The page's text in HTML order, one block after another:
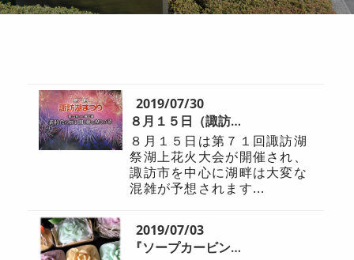
2019/07/30
８月１５日（諏訪湖上花火大会当日）の入館について
８月１５日は第７１回諏訪湖
祭湖上花火大会が開催され、
諏訪市を中心に湖畔は大変な
混雑が予想されます...
2019/07/03
『ソープカービング バラの花手彫り体験』(8/4)